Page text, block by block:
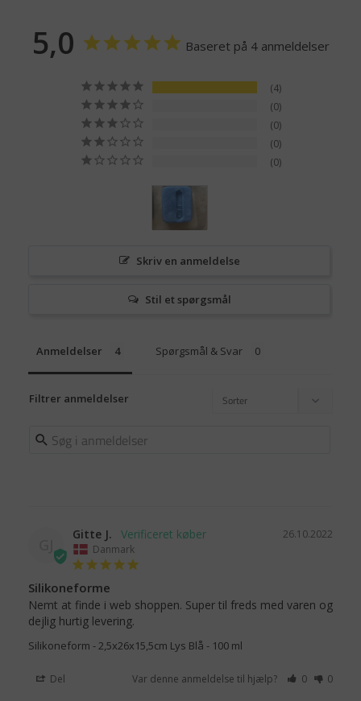
5,0 Baseret på 4 anmeldelser
4
0
0
0
0
Skriv en anmeldelse
Stil et spørgsmål
Anmeldelser Spørgsmål & Svar
Filtrer anmeldelser
26.10.2022
Gitte J.
Danmark
Silikoneforme
Nemt at finde i web shoppen. Super til freds med varen og
dejlig hurtig levering.
Silikoneform - 2,5x26x15,5cm Lys Blå - 100 ml
Del Var denne anmeldelse til hjælp? 0 0